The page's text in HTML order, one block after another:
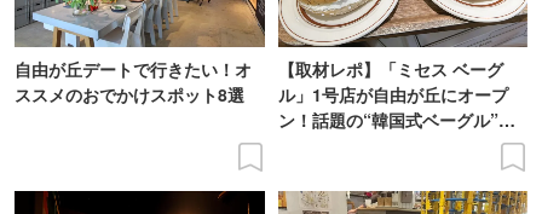
自由が丘デートで行きたい！オ
ススメのおでかけスポット8選
【取材レポ】「ミセス ベーグ
ル」1号店が自由が丘にオープ
ン！話題の“韓国式ベーグル”を